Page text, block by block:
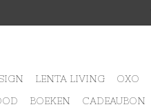
LENTA LIVING OXO
BOEKEN CADEAUBON